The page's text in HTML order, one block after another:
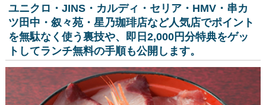
ユニクロ・JINS・カルディ・セリア・HMV・串カ
ツ田中・叙々苑・星乃珈琲店など人気店でポイント
を無駄なく使う裏技や、即日2,000円分特典をゲッ
トしてランチ無料の手順も公開します。